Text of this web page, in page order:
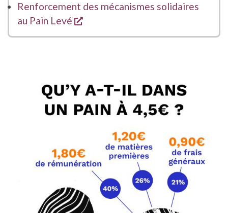
Renforcement des mécanismes solidaires
au Pain Levé
s'ouvre dans une nouvelle fenêtre